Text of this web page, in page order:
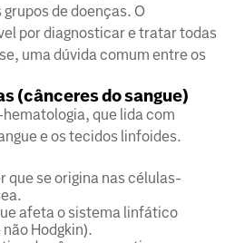
de doenças. O
por diagnosticar e tratar todas
uma dúvida comum entre os
(cânceres do sangue)
que lida com
e os tecidos linfoides.
que se origina nas células-
afeta o sistema linfático
Hodgkin).